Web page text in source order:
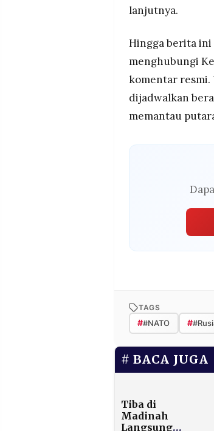
lanjutnya.
Hingga berita
menghubungi
komentar resmi.
dijadwalkan
memantau
TAGS
##NATO #
BACA JUGA
Tiba di
Madinah
Langsung